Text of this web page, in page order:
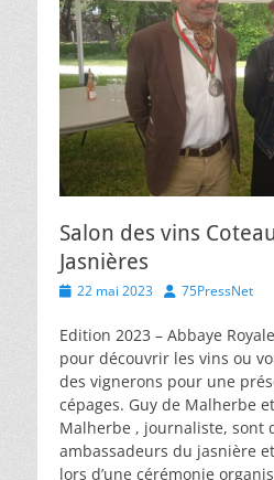
Salon des vins
Jasnières
Posted
22 mai 2023 Author
75PressNet
Edition 2023 – Abbaye
pour découvrir les vins ou
des vignerons pour une
cépages. Guy de Malherbe
Malherbe , journaliste, sont
ambassadeurs du jasnière
lors d’une cérémonie